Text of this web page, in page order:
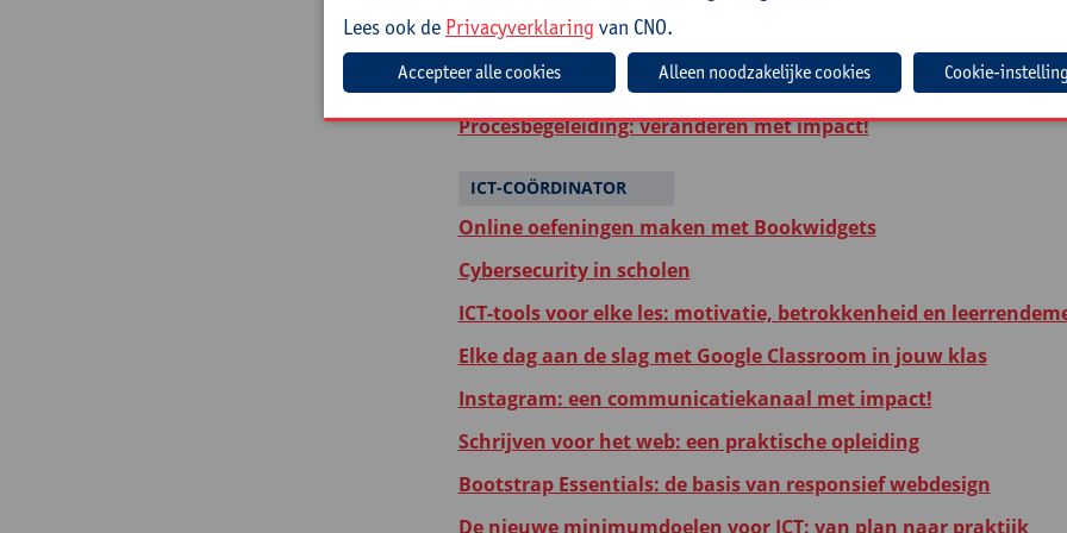
Regels en routines in het lager onderwijs: preventief inzetten op
De nieuwe minimumdoelen als kans voor kwaliteitszorg
Procesbegeleiding: veranderen met impact!
ICT-COÖRDINATOR
Online oefeningen maken met Bookwidgets
Cybersecurity in scholen
ICT-tools voor elke les: motivatie, betrokkenheid en
Elke dag aan de slag met Google Classroom in jouw klas
Instagram: een communicatiekanaal met impact!
Schrijven voor het web: een praktische opleiding
Bootstrap Essentials: de basis van responsief webdesign
De nieuwe minimumdoelen voor ICT: van plan naar praktijk
Lees ook de Privacyverklaring van CNO.
Cookie-